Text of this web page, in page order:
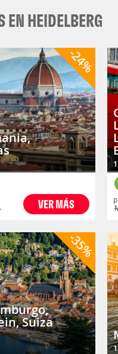
EN HEIDELBERG
VER MÁS
-24%
Suiza
-35%